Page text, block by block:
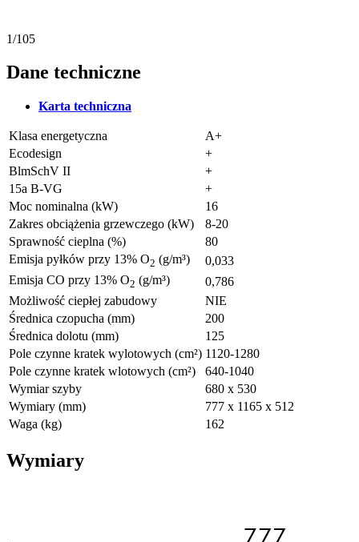
1/105
Dane techniczne
Karta techniczna
Klasa energetyczna
A+
Ecodesign
+
BlmSchV II
+
15a B-VG
+
Moc nominalna (kW)
16
Zakres obciążenia grzewczego (kW)
8-20
Sprawność cieplna (%)
80
Emisja pyłków przy 13% O2 (g/m³)
0,033
Emisja CO przy 13% O2 (g/m³)
0,786
Możliwość ciepłej zabudowy
NIE
Średnica czopucha (mm)
200
Średnica dolotu (mm)
125
Pole czynne kratek wylotowych (cm²) 1120-1280
Pole czynne kratek wlotowych (cm²)
640-1040
Wymiar szyby
680 x 530
Wymiary (mm)
777 x 1165 x 512
Waga (kg)
162
Wymiary